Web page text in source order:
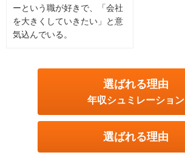
ーという職が好きで、「会社
を大きくしていきたい」と意
気込んでいる。
選ばれる理由
年収シュミレーション
選ばれる理由